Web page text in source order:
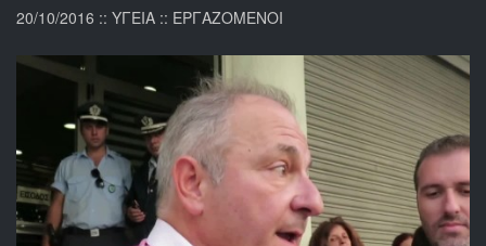
20/10/2016 :: ΥΓΕΙΑ :: ΕΡΓΑΖΟΜΕΝΟΙ